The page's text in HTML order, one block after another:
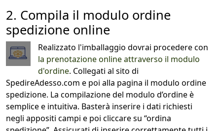
2. Compila il modulo ordine
spedizione online
Realizzato l'imballaggio dovrai procedere con
la prenotazione online attraverso il modulo
d'ordine. Collegati al sito di
SpedireAdesso.com e poi alla pagina il modulo ordine
spedizione. La compilazione del modulo d’ordine è
semplice e intuitiva. Basterà inserire i dati richiesti
negli appositi campi e poi cliccare su “ordina